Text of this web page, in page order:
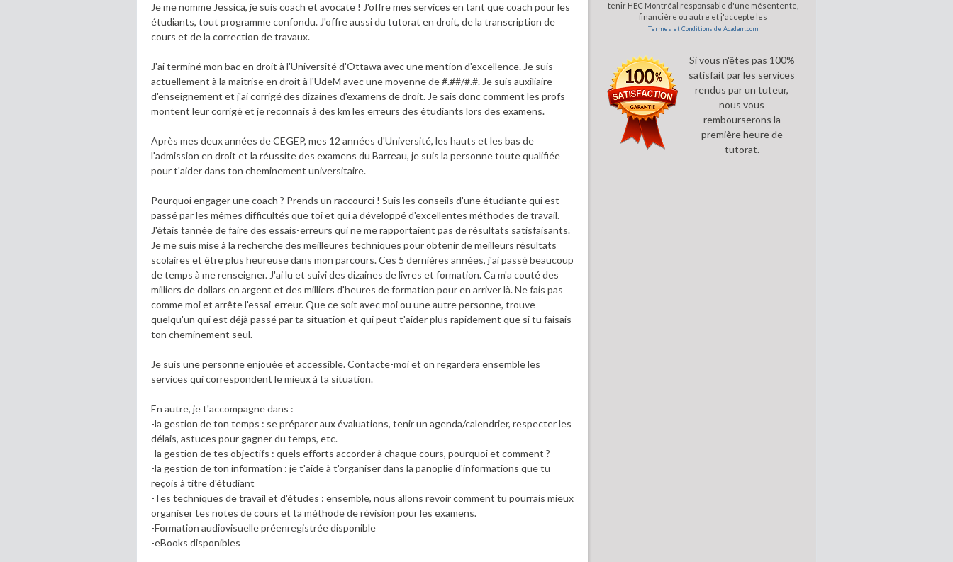
tenir HEC Montréal responsable d'une mésentente,
financière ou autre et j'accepte les
Termes et Conditions de Acadam.com
Si vous n'êtes pas 100%
satisfait par les services
rendus par un tuteur,
nous vous
rembourserons la
première heure de
tutorat.
Je me nomme Jessica, je suis coach et avocate ! J'offre mes services en tant que coach pour les
étudiants, tout programme confondu. J'offre aussi du tutorat en droit, de la transcription de
cours et de la correction de travaux.
J'ai terminé mon bac en droit à l'Université d'Ottawa avec une mention d'excellence. Je suis
actuellement à la maîtrise en droit à l'UdeM avec une moyenne de #.##/#.#. Je suis auxiliaire
d'enseignement et j'ai corrigé des dizaines d'examens de droit. Je sais donc comment les profs
montent leur corrigé et je reconnais à des km les erreurs des étudiants lors des examens.
Après mes deux années de CEGEP, mes 12 années d'Université, les hauts et les bas de
l'admission en droit et la réussite des examens du Barreau, je suis la personne toute qualifiée
pour t'aider dans ton cheminement universitaire.
Pourquoi engager une coach ? Prends un raccourci ! Suis les conseils d'une étudiante qui est
passé par les mêmes difficultés que toi et qui a développé d'excellentes méthodes de travail.
J'étais tannée de faire des essais-erreurs qui ne me rapportaient pas de résultats satisfaisants.
Je me suis mise à la recherche des meilleures techniques pour obtenir de meilleurs résultats
scolaires et être plus heureuse dans mon parcours. Ces 5 dernières années, j'ai passé beaucoup
de temps à me renseigner. J'ai lu et suivi des dizaines de livres et formation. Ca m'a couté des
milliers de dollars en argent et des milliers d'heures de formation pour en arriver là. Ne fais pas
comme moi et arrête l'essai-erreur. Que ce soit avec moi ou une autre personne, trouve
quelqu'un qui est déjà passé par ta situation et qui peut t'aider plus rapidement que si tu faisais
ton cheminement seul.
Je suis une personne enjouée et accessible. Contacte-moi et on regardera ensemble les
services qui correspondent le mieux à ta situation.
En autre, je t'accompagne dans :
-la gestion de ton temps : se préparer aux évaluations, tenir un agenda/calendrier, respecter les
délais, astuces pour gagner du temps, etc.
-la gestion de tes objectifs : quels efforts accorder à chaque cours, pourquoi et comment ?
-la gestion de ton information : je t'aide à t'organiser dans la panoplie d'informations que tu
reçois à titre d'étudiant
-Tes techniques de travail et d'études : ensemble, nous allons revoir comment tu pourrais mieux
organiser tes notes de cours et ta méthode de révision pour les examens.
-Formation audiovisuelle préenregistrée disponible
-eBooks disponibles